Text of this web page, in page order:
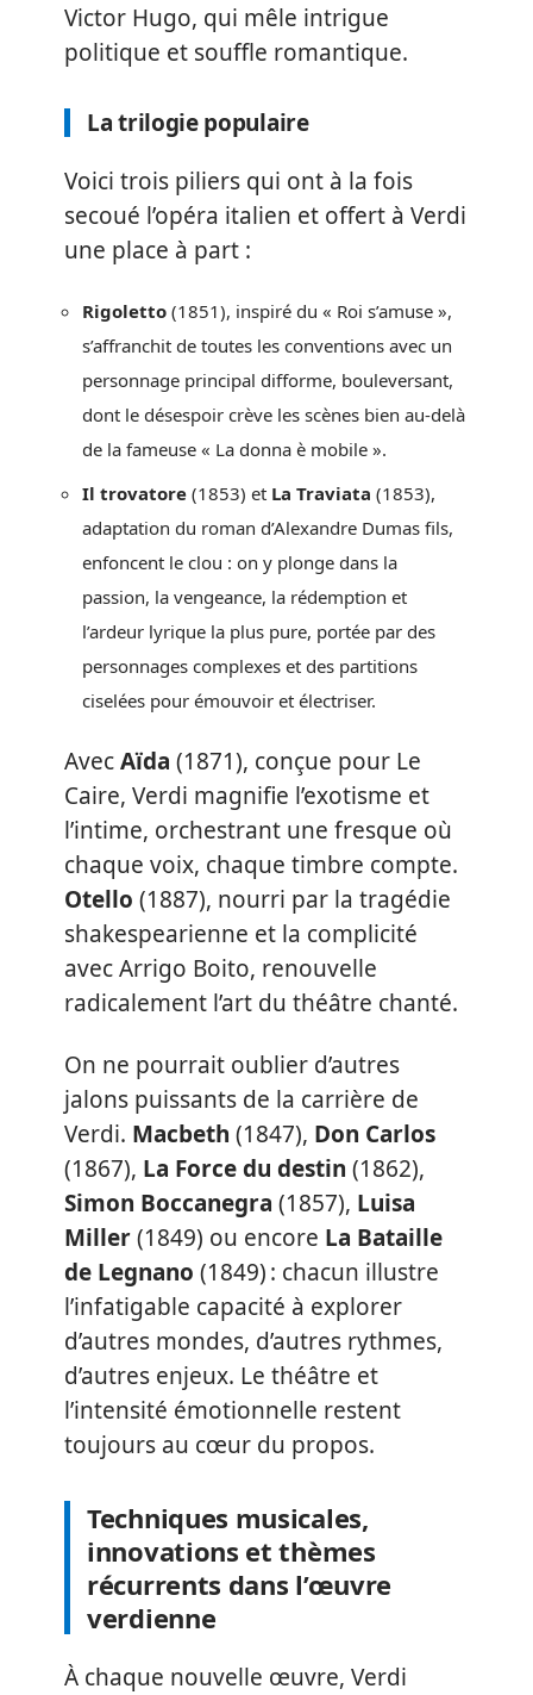
Victor Hugo, qui mêle intrigue
politique et souffle romantique.
La trilogie populaire
Voici trois piliers qui ont à la fois
secoué l’opéra italien et offert à Verdi
une place à part :
Rigoletto (1851), inspiré du « Roi s’amuse »,
s’affranchit de toutes les conventions avec un
personnage principal difforme, bouleversant,
dont le désespoir crève les scènes bien au-delà
de la fameuse « La donna è mobile ».
Il trovatore (1853) et La Traviata (1853),
adaptation du roman d’Alexandre Dumas fils,
enfoncent le clou : on y plonge dans la
passion, la vengeance, la rédemption et
l’ardeur lyrique la plus pure, portée par des
personnages complexes et des partitions
ciselées pour émouvoir et électriser.
AvecAïda (1871), conçue pour Le
Caire, Verdi magnifie l’exotisme et
l’intime, orchestrant une fresque où
chaque voix, chaque timbre compte.
Otello (1887), nourri par la tragédie
shakespearienne et la complicité
avec Arrigo Boito, renouvelle
radicalement l’art du théâtre chanté.
On ne pourrait oublier d’autres
jalons puissants de la carrière de
Verdi. Macbeth (1847), Don Carlos
(1867), La Force du destin (1862),
Simon Boccanegra (1857), Luisa
Miller(1849) ou encore La Bataille
de Legnano (1849) : chacun illustre
l’infatigable capacité à explorer
d’autres mondes, d’autres rythmes,
d’autres enjeux. Le théâtre et
l’intensité émotionnelle restent
toujours au cœur du propos.
Techniques musicales,
innovations et thèmes
récurrents dans l’œuvre
verdienne
À chaque nouvelle œuvre, Verdi